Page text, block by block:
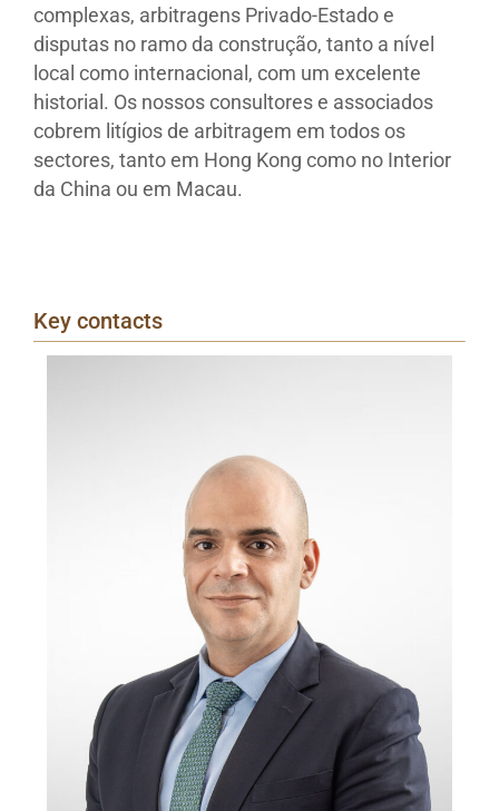
complexas, arbitragens Privado-Estado e
disputas no ramo da construção, tanto a nível
local como internacional, com um excelente
historial. Os nossos consultores e associados
cobrem litígios de arbitragem em todos os
sectores, tanto em Hong Kong como no Interior
da China ou em Macau.
Key contacts